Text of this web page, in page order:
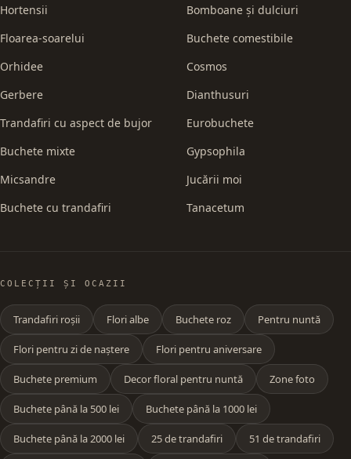
Hortensii
Floarea-soarelui
Orhidee
Gerbere
Trandafiri cu aspect de bujor
Buchete mixte
Micsandre
Buchete cu trandafiri
Bomboane și dulciuri
Buchete comestibile
Cosmos
Dianthusuri
Eurobuchete
Gypsophila
Jucării moi
Tanacetum
COLECȚII ȘI OCAZII
Trandafiri roșii Flori albe Buchete roz Pentru nuntă
Flori pentru zi de naștere Flori pentru aniversare
Buchete premium Decor floral pentru nuntă Zone foto
Buchete până la 500 lei Buchete până la 1000 lei
Buchete până la 2000 lei 25 de trandafiri 51 de trandafiri